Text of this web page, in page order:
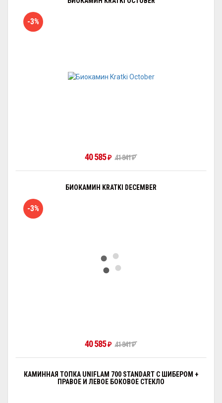
-3%
40 585₽ 41 841₽
БИОКАМИН KRATKI DECEMBER
-3%
40 585₽ 41 841₽
КАМИННАЯ ТОПКА UNIFLAM 700 STANDART С ШИБЕРОМ +
ПРАВОЕ И ЛЕВОЕ БОКОВОЕ СТЕКЛО